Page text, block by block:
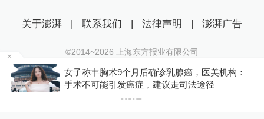
女子称丰胸术9个月后确诊乳腺癌，医美机构：
手术不可能引发癌症，建议走司法途径
关于澎湃 | 联系我们 | 法律声明 | 澎湃广告
©2014~2026 上海东方报业有限公司
沪ICP证：沪B2-20170116 | 沪ICP备14003370号
互联网新闻信息服务许可证：31120170006
沪公网安备 31010602000299号